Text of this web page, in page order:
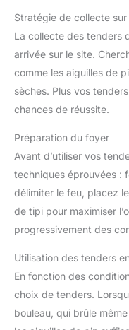
Stratégie de collecte
La collecte des tenders
arrivée sur le site.
comme les aiguilles de
sèches. Plus vos
chances de réussite.
Préparation du foyer
Avant d’utiliser vos
techniques éprouvées :
délimiter le feu, placez
de tipi pour maximiser
progressivement des
Utilisation des tenders
En fonction des
choix de tenders.
bouleau, qui brûle